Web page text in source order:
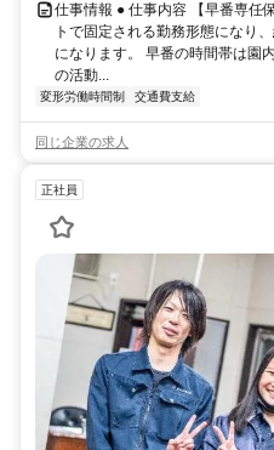
仕事情報 ● 仕事内容 【早番専任
トで固定される勤務形態になり
になります。 早番の時間帯は園
の活動...
変形労働時間制 交通費支給
同じ企業の求人
正社員